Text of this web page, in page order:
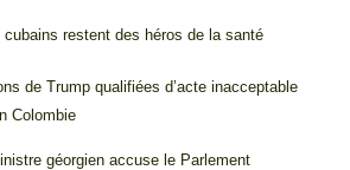
cubains restent des héros de la santé
de Trump qualifiées d’acte inacceptable
Colombie
géorgien accuse le Parlement